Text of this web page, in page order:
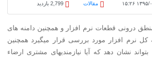
مقالات
درونی قطعات نرم افزار و همچنین دامنه های
نرم افزار مورد بررسی قرار میگیرد همچنین
نشان دهد که آیا نیازمندیهای مشتری ارضاء